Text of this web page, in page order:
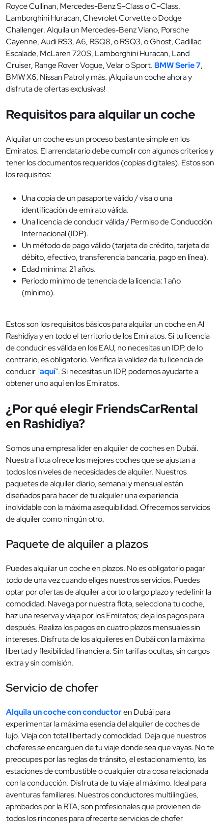
Royce Cullinan, Mercedes-Benz S-Class o C-Class,
Lamborghini Huracan, Chevrolet Corvette o Dodge
Challenger. Alquila un Mercedes-Benz Viano, Porsche
Cayenne, Audi RS3, A6, RSQ8, o RSQ3, o Ghost, Cadillac
Escalade, McLaren 720S, Lamborghini Huracan, Land
Cruiser, Range Rover Vogue, Velar o Sport. BMW Serie 7,
BMW X6, Nissan Patrol y más. ¡Alquila un coche ahora y
disfruta de ofertas exclusivas!
Requisitos para alquilar un coche
Alquilar un coche es un proceso bastante simple en los
Emiratos. El arrendatario debe cumplir con algunos criterios y
tener los documentos requeridos (copias digitales). Estos son
los requisitos:
Una copia de un pasaporte válido / visa o una
identificación de emirato válida.
Una licencia de conducir válida / Permiso de Conducción
Internacional (IDP).
Un método de pago válido (tarjeta de crédito, tarjeta de
débito, efectivo, transferencia bancaria, pago en línea).
Edad mínima: 21 años.
Período mínimo de tenencia de la licencia: 1 año
(mínimo).
Estos son los requisitos básicos para alquilar un coche en Al
Rashidiya y en todo el territorio de los Emiratos. Si tu licencia
de conducir es válida en los EAU, no necesitas un IDP, de lo
contrario, es obligatorio. Verifica la validez de tu licencia de
conducir "aquí". Si necesitas un IDP, podemos ayudarte a
obtener uno aquí en los Emiratos.
¿Por qué elegir FriendsCarRental
en Rashidiya?
Somos una empresa líder en alquiler de coches en Dubái.
Nuestra flota ofrece los mejores coches que se ajustan a
todos los niveles de necesidades de alquiler. Nuestros
paquetes de alquiler diario, semanal y mensual están
diseñados para hacer de tu alquiler una experiencia
inolvidable con la máxima asequibilidad. Ofrecemos servicios
de alquiler como ningún otro.
Paquete de alquiler a plazos
Puedes alquilar un coche en plazos. No es obligatorio pagar
todo de una vez cuando eliges nuestros servicios. Puedes
optar por ofertas de alquiler a corto o largo plazo y redefinir la
comodidad. Navega por nuestra flota, selecciona tu coche,
haz una reserva y viaja por los Emiratos; deja los pagos para
después. Realiza los pagos en cuatro plazos mensuales sin
intereses. Disfruta de los alquileres en Dubái con la máxima
libertad y flexibilidad financiera. Sin tarifas ocultas, sin cargos
extra y sin comisión.
Servicio de chofer
Alquila un coche con conductoren Dubái para
experimentar la máxima esencia del alquiler de coches de
lujo. Viaja con total libertad y comodidad. Deja que nuestros
choferes se encarguen de tu viaje donde sea que vayas. No te
preocupes por las reglas de tránsito, el estacionamiento, las
estaciones de combustible o cualquier otra cosa relacionada
con la conducción. Disfruta de tu viaje al máximo. Ideal para
aventuras familiares. Nuestros conductores multilingües,
aprobados por la RTA, son profesionales que provienen de
todos los rincones para ofrecerte servicios de chofer